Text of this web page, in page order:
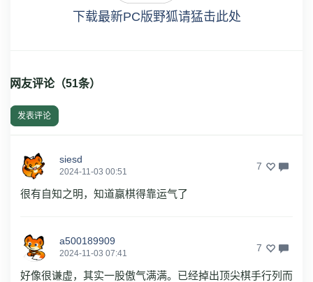
下载最新PC版野狐请猛击此处
网友评论（51条）
发表评论
siesd
2024-11-03 00:51 7
很有自知之明，知道赢棋得靠运气了
a500189909
2024-11-03 07:41 7
好像很谦虚，其实一股傲气满满。已经掉出顶尖棋手行列而